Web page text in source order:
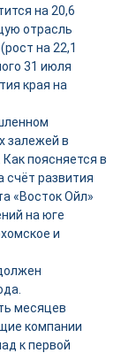
на 20,6
отрасль
на 22,1
31 июля
края на
залежей в
поясняется в
счёт развития
«Восток Ойл»
на юге
и
месяцев
компании
к первой